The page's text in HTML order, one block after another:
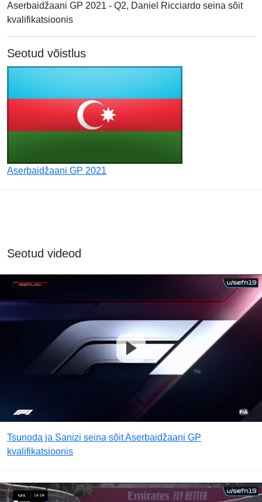
Aserbaidžaani GP 2021 - Q2, Daniel Ricciardo seina sõit
kvalifikatsioonis
Seotud võistlus
Aserbaidžaani GP 2021
Seotud videod
Tsunoda ja Sanizi seina sõit Aserbaidžaani GP
kvalifikatsioonis